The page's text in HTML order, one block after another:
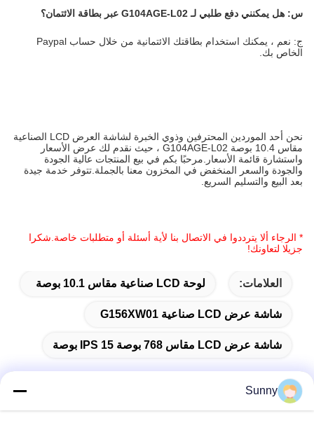
س: هل يمكنني دفع طلبي لـ G104AGE-L02 عبر بطاقة الائتمان؟
ج: نعم ، يمكنك استخدام بطاقتك الائتمانية من خلال حساب Paypal
الخاص بك.
نحن أحد الموردين المحترفين وذوي الخبرة لشاشة العرض LCD الصناعية
مقاس 10.4 بوصة G104AGE-L02 ، حيث نقدم لك عرض الأسعار
واستشارة قائمة الأسعار.مرحبًا بكم في بيع المنتجات عالية الجودة
والجودة والسعر المنخفض في المخزون معنا بالجملة.تتوفر خدمة جيدة
بعد البيع والتسليم السريع.
* الرجاء ألا يترددوا في الاتصال بنا لأية أسئلة أو متطلبات خاصة.شكرا
جزيلا لتعاونك!
العلامات: لوحة LCD صناعية مقاس 10.1 بوصة
شاشة عرض LCD صناعية G156XW01
شاشة عرض LCD مقاس 768 بوصة IPS 15 بوصة
Sunny